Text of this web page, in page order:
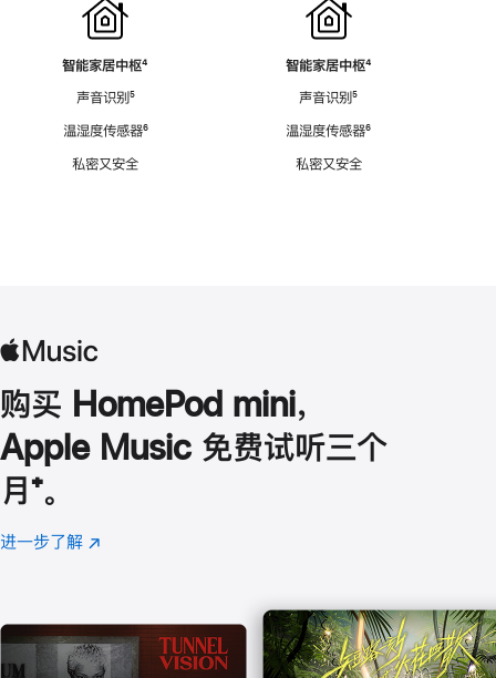
智能家居中枢脚
⁴
声音识别脚
⁵
温湿度传感器脚
⁶
私密又安全
智能家居中枢脚
⁴
声音识别脚
⁵
温湿度传感器脚
⁶
私密又安全
购买 HomePod mini，
Apple Music 免费试听三个
月 脚
注
⁺。
进一步了解 Apple
(在
口
中